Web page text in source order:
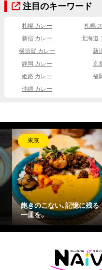
注目のキーワード
札幌 カレー 札幌
新宿 カレー
北海道
横須賀 カレー
新
静岡 カレー
京
姫路 カレー
福
沖縄 カレー
東京
飽きのこない、記憶に残る
一皿を。